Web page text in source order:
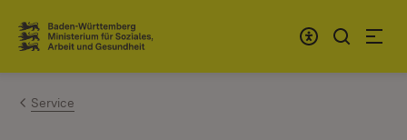
Zum Inhalt springen
Link zur Startseite
Service